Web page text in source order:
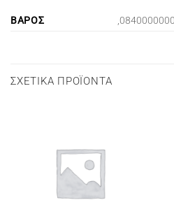
ΒΆΡΟΣ
ΣΧΕΤΙΚΆ ΠΡΟΪΌΝΤΑ